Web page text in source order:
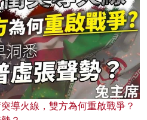
導火線，雙方為何重啟戰爭？